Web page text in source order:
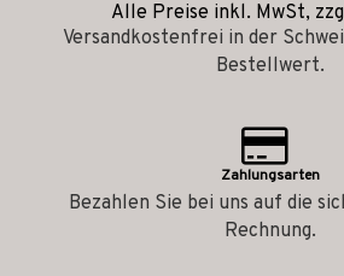
Alle Preise inkl. MwSt,
Versandkostenfrei in der
Bestellwert.
Zahlungsarten
Bezahlen Sie bei uns auf die
Rechnung.